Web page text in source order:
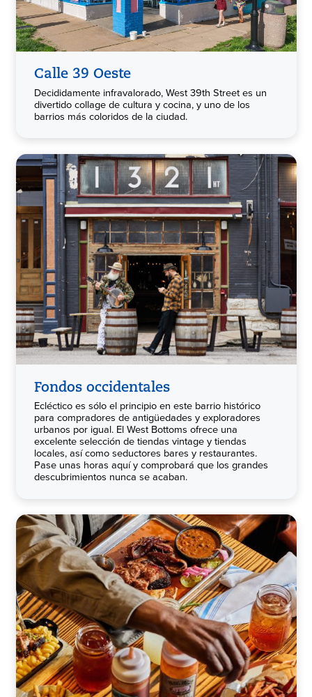
Calle 39 Oeste
Decididamente infravalorado, West 39th Street es un
divertido collage de cultura y cocina, y uno de los
barrios más coloridos de la ciudad.
Fondos occidentales
Ecléctico es sólo el principio en este barrio histórico
para compradores de antigüedades y exploradores
urbanos por igual. El West Bottoms ofrece una
excelente selección de tiendas vintage y tiendas
locales, así como seductores bares y restaurantes.
Pase unas horas aquí y comprobará que los grandes
descubrimientos nunca se acaban.